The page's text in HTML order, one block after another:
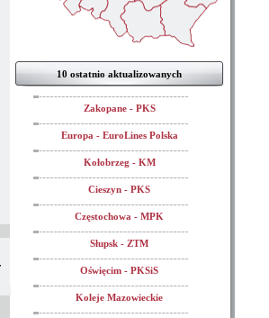
10 ostatnio aktualizowanych
Zakopane - PKS
Europa - EuroLines Polska
Kołobrzeg - KM
Cieszyn - PKS
Częstochowa - MPK
Słupsk - ZTM
Oświęcim - PKSiS
Koleje Mazowieckie